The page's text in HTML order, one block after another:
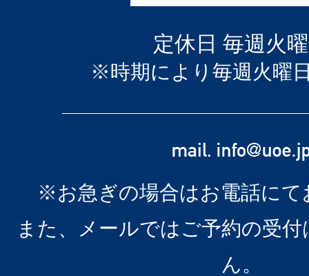
定休日 毎週火
※時期により毎週火曜
※お急ぎの場合はお電話にて
また、メールではご予約の受
ん。